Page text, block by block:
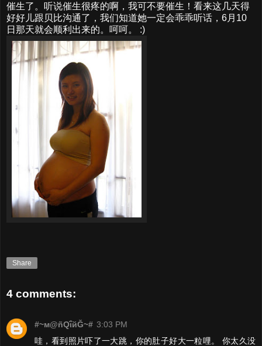
催生了。听说催生很疼的啊，我可不要催生！看来这几天得
好好儿跟贝比沟通了，我们知道她一定会乖乖听话，6月10
日那天就会顺利出来的。呵呵。 :)
Share
4 comments:
#~м@ñQΐйĞ~# 3:03 PM
哇，看到照片吓了一大跳，你的肚子好大一粒哩。 你太久没